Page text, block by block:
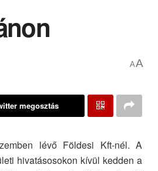
AA
megosztás
lévő Földesi Kft-nél. A
hivatásosokon kívül kedden a